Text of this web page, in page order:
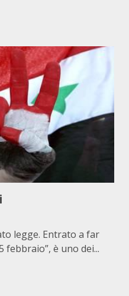
legge. Entrato a far
febbraio”, è uno dei...